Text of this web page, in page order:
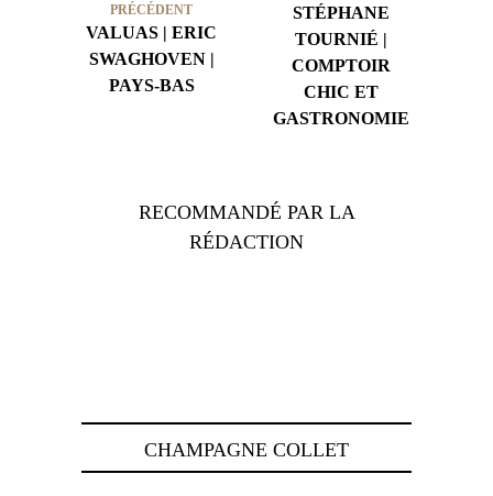
PRÉCÉDENT
VALUAS | ERIC
SWAGHOVEN |
PAYS-BAS
STÉPHANE
TOURNIÉ |
COMPTOIR
CHIC ET
GASTRONOMIE
RECOMMANDÉ PAR LA
RÉDACTION
CHAMPAGNE COLLET